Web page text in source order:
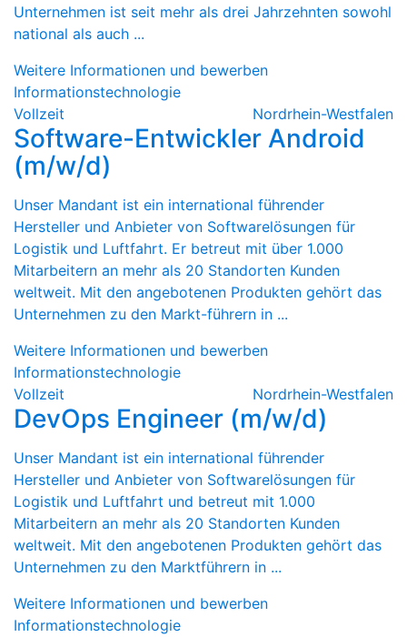
Unternehmen ist seit mehr als drei Jahrzehnten sowohl
national als auch ...
Weitere Informationen und bewerben
Informationstechnologie
Vollzeit
Nordrhein-Westfalen
Software-Entwickler Android
(m/w/d)
Unser Mandant ist ein international führender
Hersteller und Anbieter von Softwarelösungen für
Logistik und Luftfahrt. Er betreut mit über 1.000
Mitarbeitern an mehr als 20 Standorten Kunden
weltweit. Mit den angebotenen Produkten gehört das
Unternehmen zu den Markt-führern in ...
Weitere Informationen und bewerben
Informationstechnologie
Vollzeit
Nordrhein-Westfalen
DevOps Engineer (m/w/d)
Unser Mandant ist ein international führender
Hersteller und Anbieter von Softwarelösungen für
Logistik und Luftfahrt und betreut mit 1.000
Mitarbeitern an mehr als 20 Standorten Kunden
weltweit. Mit den angebotenen Produkten gehört das
Unternehmen zu den Marktführern in ...
Weitere Informationen und bewerben
Informationstechnologie